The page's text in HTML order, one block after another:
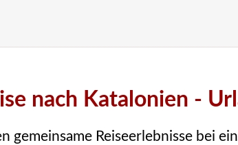
nach Katalonien -
gemeinsame Reiseerlebnisse bei